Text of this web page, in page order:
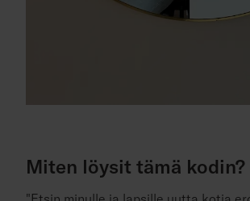
Miten löysit tämä kodin?